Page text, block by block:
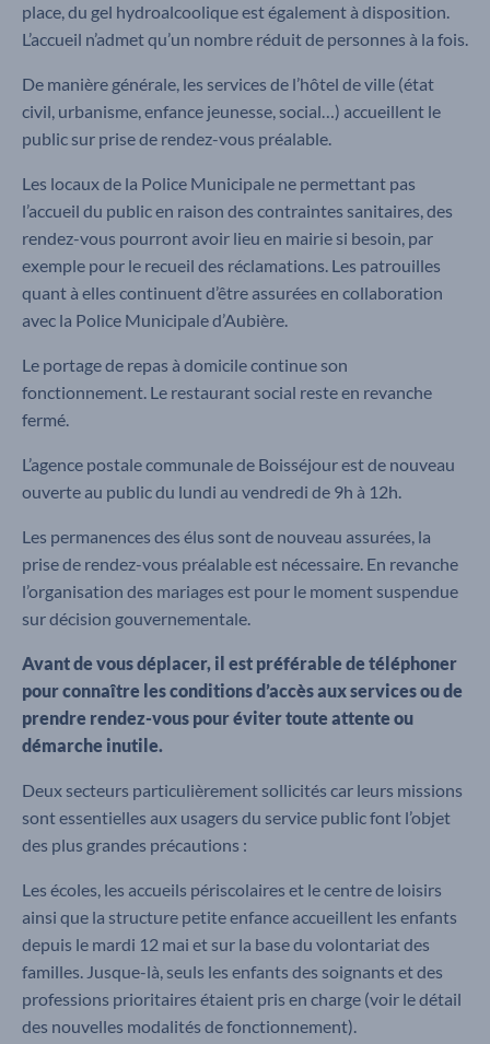
place, du gel hydroalcoolique est également à disposition.
L’accueil n’admet qu’un nombre réduit de personnes à la fois.
De manière générale, les services de l’hôtel de ville (état
civil, urbanisme, enfance jeunesse, social…) accueillent le
public sur prise de rendez-vous préalable.
Les locaux de la Police Municipale ne permettant pas
l’accueil du public en raison des contraintes sanitaires, des
rendez-vous pourront avoir lieu en mairie si besoin, par
exemple pour le recueil des réclamations. Les patrouilles
quant à elles continuent d’être assurées en collaboration
avec la Police Municipale d’Aubière.
Le portage de repas à domicile continue son
fonctionnement. Le restaurant social reste en revanche
fermé.
L’agence postale communale de Boisséjour est de nouveau
ouverte au public du lundi au vendredi de 9h à 12h.
Les permanences des élus sont de nouveau assurées, la
prise de rendez-vous préalable est nécessaire. En revanche
l’organisation des mariages est pour le moment suspendue
sur décision gouvernementale.
Avant de vous déplacer, il est préférable de téléphoner
pour connaître les conditions d’accès aux services ou de
prendre rendez-vous pour éviter toute attente ou
démarche inutile.
Deux secteurs particulièrement sollicités car leurs missions
sont essentielles aux usagers du service public font l’objet
des plus grandes précautions :
Les écoles, les accueils périscolaires et le centre de loisirs
ainsi que la structure petite enfance accueillent les enfants
depuis le mardi 12 mai et sur la base du volontariat des
familles. Jusque-là, seuls les enfants des soignants et des
professions prioritaires étaient pris en charge (voir le détail
des nouvelles modalités de fonctionnement).